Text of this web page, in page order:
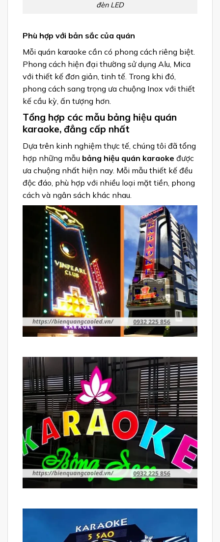
đèn LED
Phù hợp với bản sắc của quán
Mỗi quán karaoke cần có phong cách riêng biệt.
Phong cách hiện đại thường sử dụng Alu, Mica
với thiết kế đơn giản, tinh tế. Trong khi đó,
phong cách sang trọng ưa chuộng Inox với thiết
kế cầu kỳ, ấn tượng hơn.
Tổng hợp các mẫu bảng hiệu quán
karaoke, đẳng cấp nhất
Dựa trên kinh nghiệm thực tế, chúng tôi đã tổng
hợp những mẫu bảng hiệu quán karaoke được
ưa chuộng nhất hiện nay. Mỗi mẫu thiết kế đều
độc đáo, phù hợp với nhiều loại mặt tiền, phong
cách và ngân sách khác nhau.